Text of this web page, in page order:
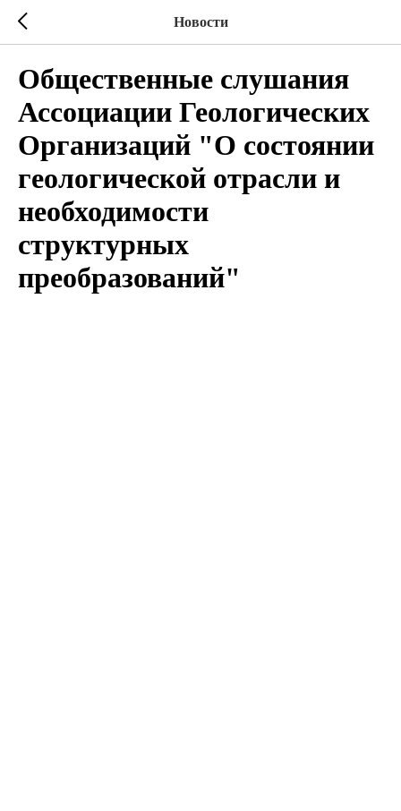
Новости
Общественные слушания
Ассоциации Геологических
Организаций "О состоянии
геологической отрасли и
необходимости
структурных
преобразований"